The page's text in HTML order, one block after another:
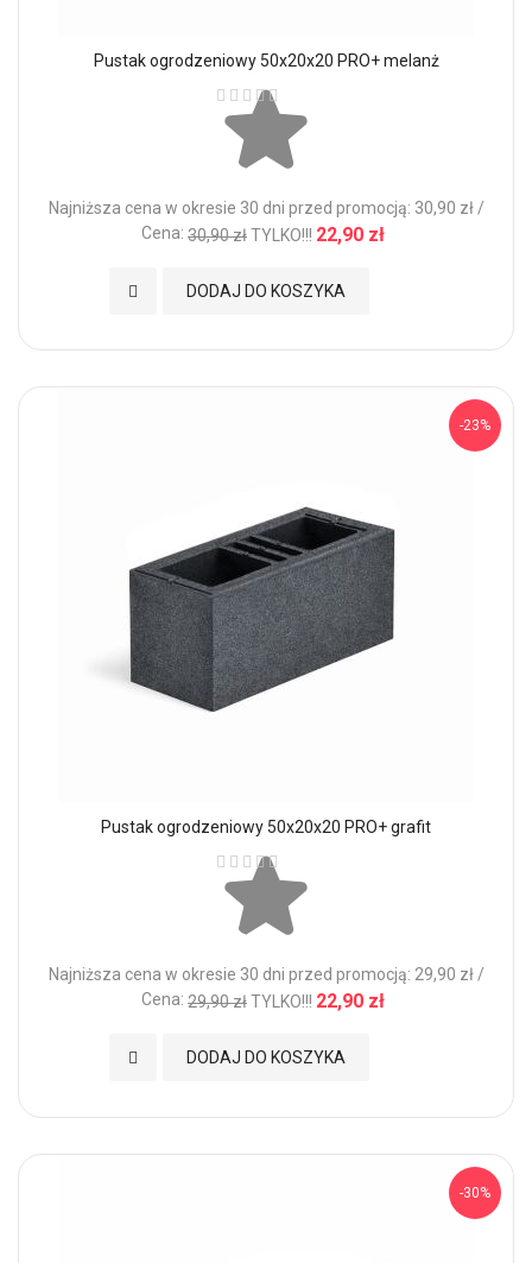
Pustak ogrodzeniowy 50x20x20 PRO+ melanż
Ocena:
Najniższa cena w okresie 30 dni przed promocją: 30,90 zł /
Cena: 30,90 złTYLKO!!! 22,90 zł
DODAJ DO KOSZYKA
Dodaj do Ulubionych
-23%
Pustak ogrodzeniowy 50x20x20 PRO+ grafit
Ocena:
Najniższa cena w okresie 30 dni przed promocją: 29,90 zł /
Cena: 29,90 złTYLKO!!! 22,90 zł
DODAJ DO KOSZYKA
Dodaj do Ulubionych
-30%